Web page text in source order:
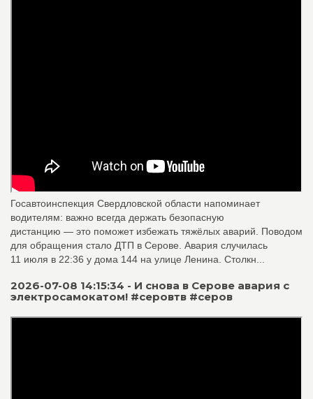
Госавтоинспекция Свердловской области напоминает
водителям: важно всегда держать безопасную
дистанцию — это поможет избежать тяжёлых аварий. Поводом
для обращения стало ДТП в Серове. Авария случилась
11 июля в 22:36 у дома 144 на улице Ленина. Столкн...
2026-07-08 14:15:34 - И снова в Серове авария с
электросамокатом! #серовтв #серов